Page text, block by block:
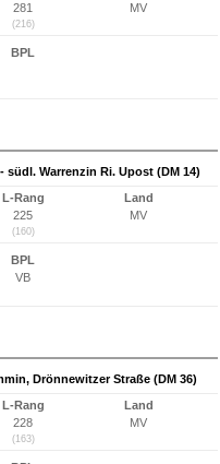
281
(216)
MV
BPL
Warrenzin Ri. Upost (DM 14)
L-Rang
225
(160)
Land
MV
BPL
VB
Drönnewitzer Straße (DM 36)
L-Rang
228
(163)
Land
MV